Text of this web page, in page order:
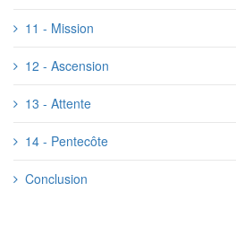
11 - Mission
12 - Ascension
13 - Attente
14 - Pentecôte
Conclusion